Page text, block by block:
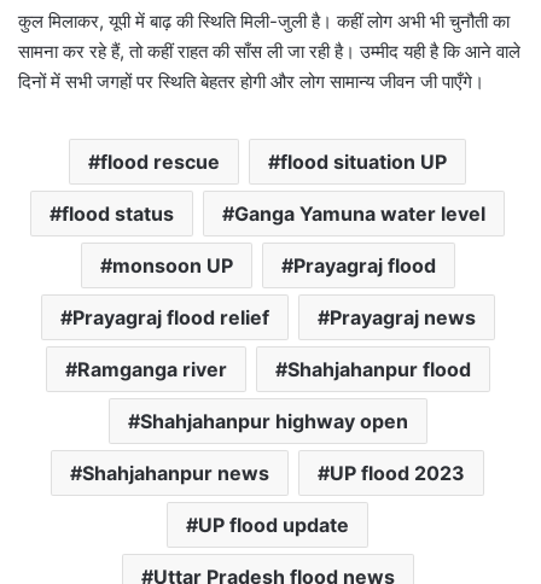
कुल मिलाकर, यूपी में बाढ़ की स्थिति मिली-जुली है। कहीं लोग अभी भी चुनौती का
सामना कर रहे हैं, तो कहीं राहत की साँस ली जा रही है। उम्मीद यही है कि आने वाले
दिनों में सभी जगहों पर स्थिति बेहतर होगी और लोग सामान्य जीवन जी पाएँगे।
flood rescue flood situation UP
flood status Ganga Yamuna water level
monsoon UP Prayagraj flood
Prayagraj flood relief Prayagraj news
Ramganga river Shahjahanpur flood
Shahjahanpur highway open
Shahjahanpur news UP flood 2023
UP flood update
Uttar Pradesh flood news